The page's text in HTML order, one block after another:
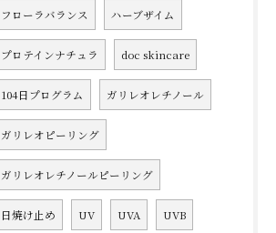
フローラバランス ハーブザイム
プロテインナチュラ doc skincare
104日プログラム ガリレオレチノール
ガリレオピーリング
ガリレオレチノールピーリング
日焼け止め UV UVA UVB